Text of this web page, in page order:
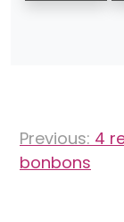
navigatie
Previous: 4
bonbons